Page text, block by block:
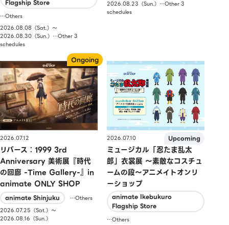
Flagship Store
…Others
2026.08.08（Sat.）〜
2026.08.30（Sun.）…Other 3
schedules
2026.08.23（Sun.）…Other 3
schedules
2026.07.12
リバース：1999 3rd
Anniversary 美術展『時代
の回廊 -Time Gallery-』in
animate ONLY SHOP
animate Shinjuku
…Others
2026.07.25（Sat.）〜
2026.08.16（Sun.）
2026.07.10
ミュージカル「忍たま乱太
郎」衣裳展 ～素敵なコスチュ
ームの段～アニメイトオンリ
ーショップ
animate Ikebukuro
Flagship Store
…Others